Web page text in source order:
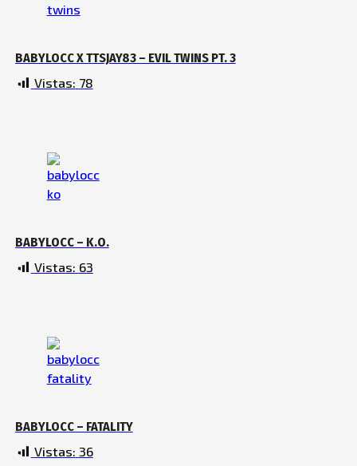
BABYLOCC X TTSJAY83 – EVIL TWINS PT. 3
Vistas: 78
BABYLOCC – K.O.
Vistas: 63
BABYLOCC – FATALITY
Vistas: 36